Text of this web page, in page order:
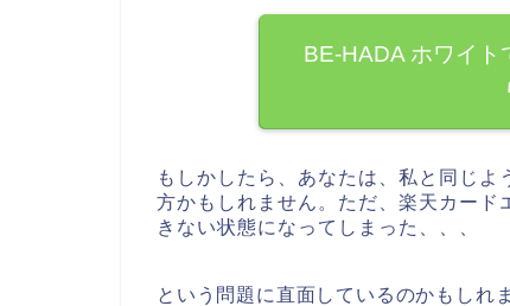
BE-HADA ホワイト
もしかしたら、あなたは、私と同じ
方かもしれません。ただ、楽天カー
きない状態になってしまった、、、
という問題に直面しているのかもしれ